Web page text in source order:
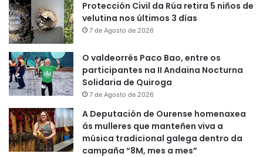
Protección Civil da Rúa retira 5 niños de
velutina nos últimos 3 días
7 de Agosto de 2026
O valdeorrés Paco Bao, entre os
participantes na II Andaina Nocturna
Solidaria de Quiroga
7 de Agosto de 2026
A Deputación de Ourense homenaxea
ás mulleres que manteñen viva a
música tradicional galega dentro da
campaña “8M, mes a mes”